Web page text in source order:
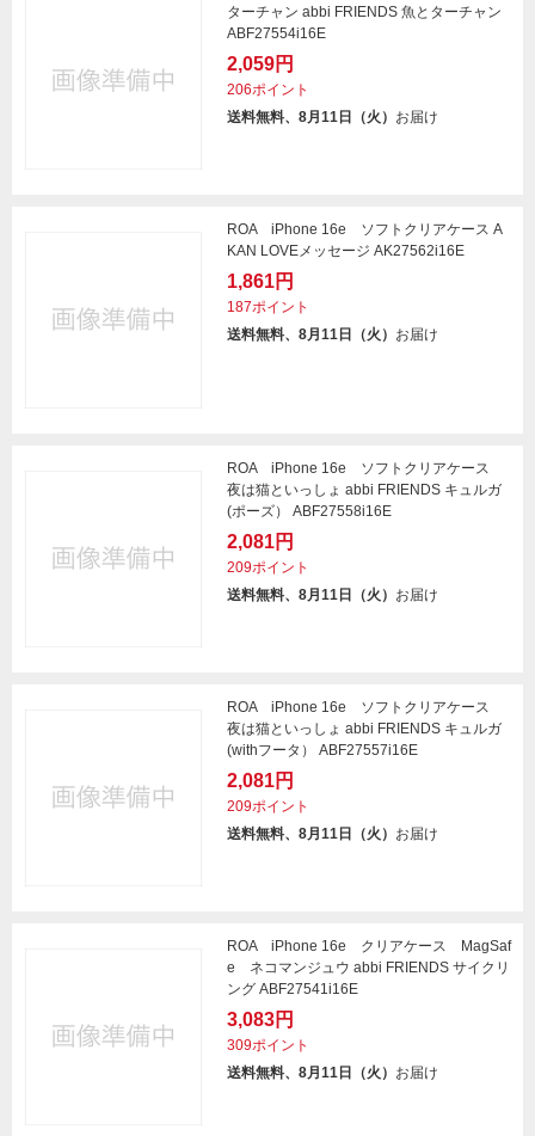
ターチャン abbi FRIENDS 魚とターチャン
ABF27554i16E
2,059円
206ポイント
送料無料、8月11日（火） お届け
ROA iPhone 16e ソフトクリアケース A
KAN LOVEメッセージ AK27562i16E
1,861円
187ポイント
送料無料、8月11日（火） お届け
ROA iPhone 16e ソフトクリアケース
夜は猫といっしょ abbi FRIENDS キュルガ
(ポーズ） ABF27558i16E
2,081円
209ポイント
送料無料、8月11日（火） お届け
ROA iPhone 16e ソフトクリアケース
夜は猫といっしょ abbi FRIENDS キュルガ
(withフータ） ABF27557i16E
2,081円
209ポイント
送料無料、8月11日（火） お届け
ROA iPhone 16e クリアケース MagSaf
e ネコマンジュウ abbi FRIENDS サイクリ
ング ABF27541i16E
3,083円
309ポイント
送料無料、8月11日（火） お届け